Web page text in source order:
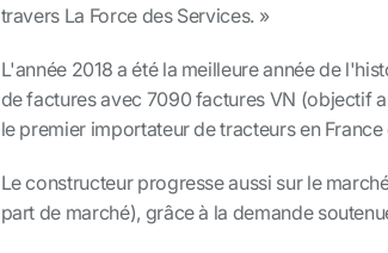
travers La Force des Services. »
L'année 2018 a été la meilleure année de
de factures avec 7090 factures VN (objectif
le premier importateur de tracteurs en France
Le constructeur progresse aussi sur le
part de marché), grâce à la demande